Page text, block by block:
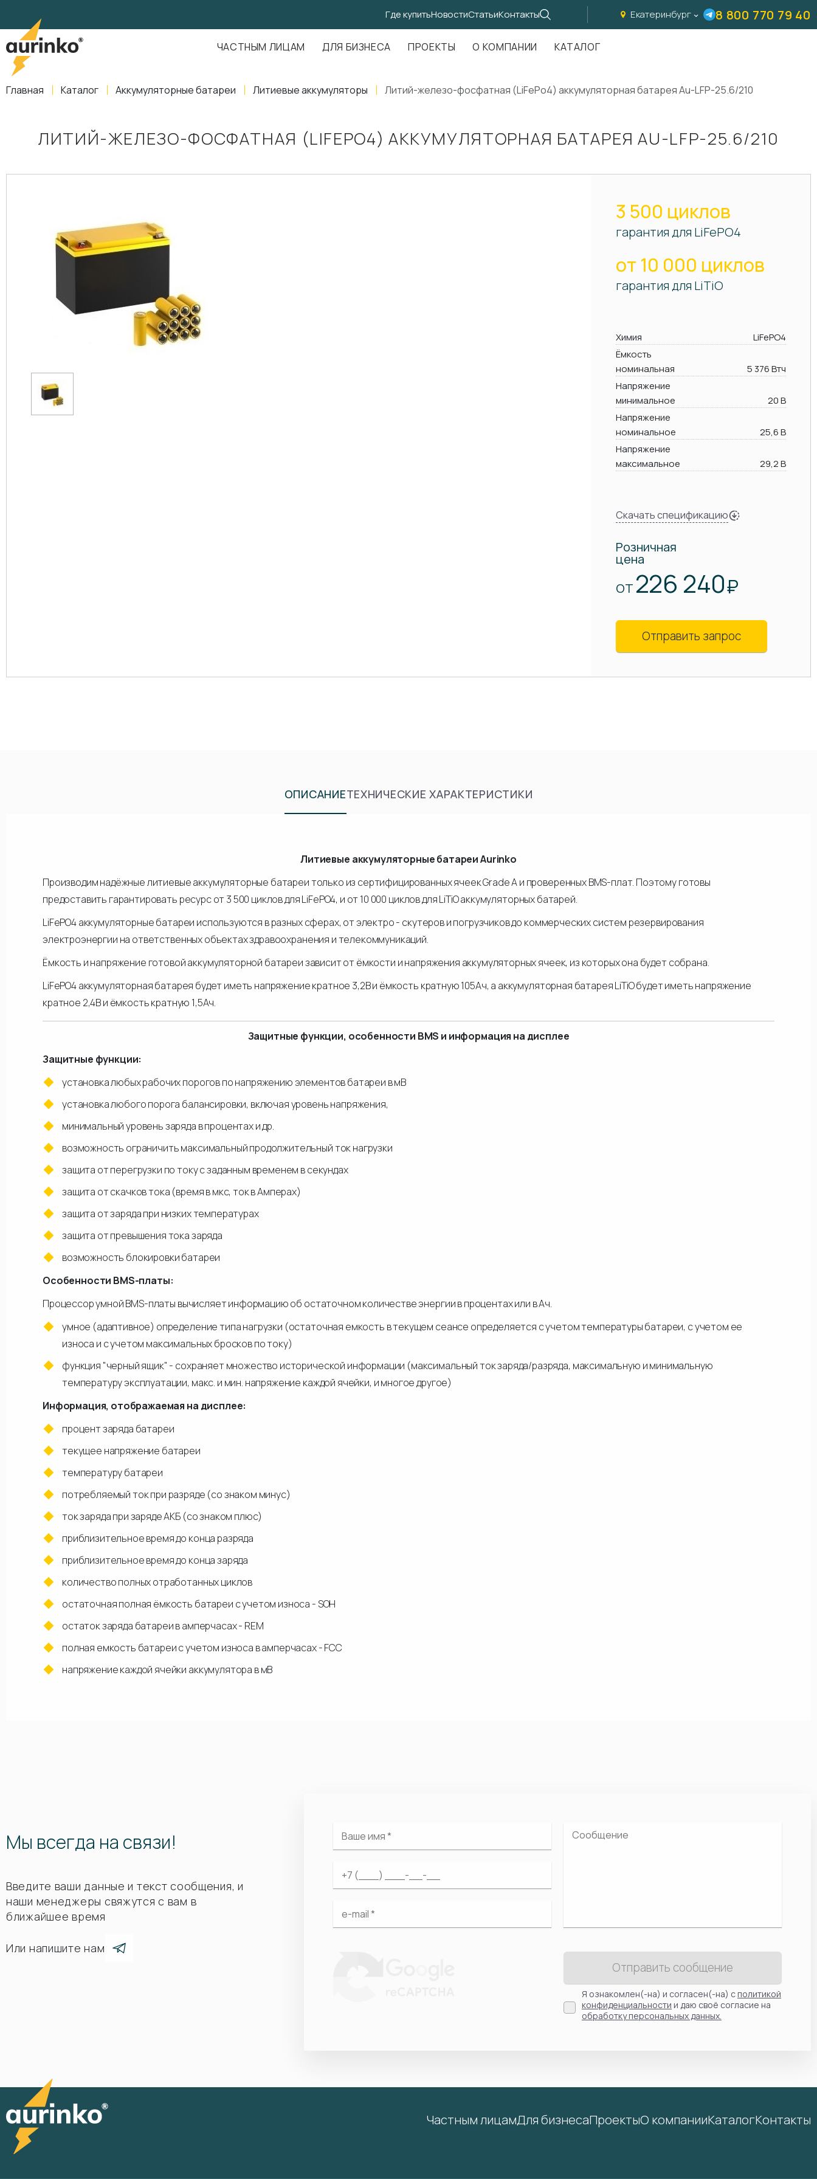
Где купитьНовостиСтатьиКонтакты Екатеринбург 8 800 770 79 40
ЧАСТНЫМ ЛИЦАМ ДЛЯ БИЗНЕСА ПРОЕКТЫ О КОМПАНИИ КАТАЛОГ
Главная Каталог Аккумуляторные батареи Литиевые аккумуляторы Литий-железо-фосфатная (LiFePo4) аккумуляторная батарея Au-LFP-25.6/210
ЛИТИЙ-ЖЕЛЕЗО-ФОСФАТНАЯ (LIFEPO4) АККУМУЛЯТОРНАЯ БАТАРЕЯ AU-LFP-25.6/210
3 500 циклов
гарантия для LiFePO4
от 10 000 циклов
гарантия для LiTiO
Химия
LiFePO4
Ёмкость
номинальная
5 376 Втч
Напряжение
минимальное
20 В
Напряжение
номинальное
25,6 В
Напряжение
максимальное
29,2 В
Скачать спецификацию
Розничная
цена
ОТ 226 240₽
Отправить запрос
ОПИСАНИЕТЕХНИЧЕСКИЕ ХАРАКТЕРИСТИКИ
Литиевые аккумуляторные батареи Aurinko
Производим надёжные литиевые аккумуляторные батареи только из сертифицированных ячеек Grade A и проверенных BMS-плат. Поэтому готовы
предоставить гарантировать ресурс от 3 500 циклов для LiFePO4, и от 10 000 циклов для LiTiO аккумуляторных батарей.
LiFePO4 аккумуляторные батареи используются в разных сферах, от электро - скутеров и погрузчиков до коммерческих систем резервирования
электроэнергии на ответственных объектах здравоохранения и телекоммуникаций.
Ёмкость и напряжение готовой аккумуляторной батареи зависит от ёмкости и напряжения аккумуляторных ячеек, из которых она будет собрана.
LiFePO4 аккумуляторная батарея будет иметь напряжение кратное 3,2В и ёмкость кратную 105Ач, а аккумуляторная батарея LiTiO будет иметь напряжение
кратное 2,4В и ёмкость кратную 1,5Ач.
Защитные функции, особенности BMS и информация на дисплее
Защитные функции:
установка любых рабочих порогов по напряжению элементов батареи в мВ
установка любого порога балансировки, включая уровень напряжения,
минимальный уровень заряда в процентах и др.
возможность ограничить максимальный продолжительный ток нагрузки
защита от перегрузки по току с заданным временем в секундах
защита от скачков тока (время в мкс, ток в Амперах)
защита от заряда при низких температурах
защита от превышения тока заряда
возможность блокировки батареи
Особенности BMS-платы:
Процессор умной BMS-платы вычисляет информацию об остаточном количестве энергии в процентах или в Ач.
умное (адаптивное) определение типа нагрузки (остаточная емкость в текущем сеансе определяется с учетом температуры батареи, с учетом ее
износа и с учетом максимальных бросков по току)
функция "черный ящик" - сохраняет множество исторической информации (максимальный ток заряда/разряда, максимальную и минимальную
температуру эксплуатации, макс. и мин. напряжение каждой ячейки, и многое другое)
Информация, отображаемая на дисплее:
процент заряда батареи
текущее напряжение батареи
температуру батареи
потребляемый ток при разряде (со знаком минус)
ток заряда при заряде АКБ (со знаком плюс)
приблизительное время до конца разряда
приблизительное время до конца заряда
количество полных отработанных циклов
остаточная полная ёмкость батареи с учетом износа - SOH
остаток заряда батареи в амперчасах - REM
полная емкость батареи с учетом износа в амперчасах - FCC
напряжение каждой ячейки аккумулятора в мВ
Мы всегда на связи!
Введите ваши данные и текст сообщения, и
наши менеджеры свяжутся с вам в
ближайшее время
Или напишите нам
Отправить сообщение
Я ознакомлен(-на) и согласен(-на) сполитикой
конфиденциальности и даю своё согласие на
обработку персональных данных.
Частным лицамДля бизнесаПроектыО компанииКаталогКонтакты
,Свердловская область
ул.Амундсена, д. 107, оф. 707
info@aurinkos.com
8-800-770-79-40